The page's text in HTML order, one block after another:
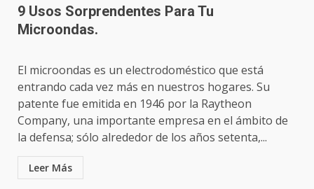
9 Usos Sorprendentes Para Tu
Microondas.
El microondas es un electrodoméstico que está
entrando cada vez más en nuestros hogares. Su
patente fue emitida en 1946 por la Raytheon
Company, una importante empresa en el ámbito de
la defensa; sólo alrededor de los años setenta,...
Leer Más